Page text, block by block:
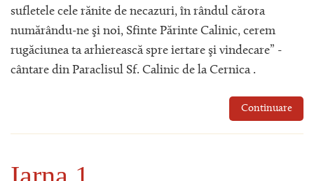
sufletele cele rănite de necazuri, în rândul cărora
numărându-ne şi noi, Sfinte Părinte Calinic, cerem
rugăciunea ta arhierească spre iertare şi vindecare” -
cântare din Paraclisul Sf. Calinic de la Cernica .
Continuare